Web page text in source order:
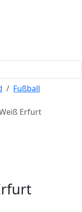
Fußball
Erfurt